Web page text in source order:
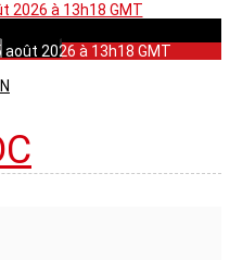
2026 à 13h18 GMT
2026 à 13h18 GMT